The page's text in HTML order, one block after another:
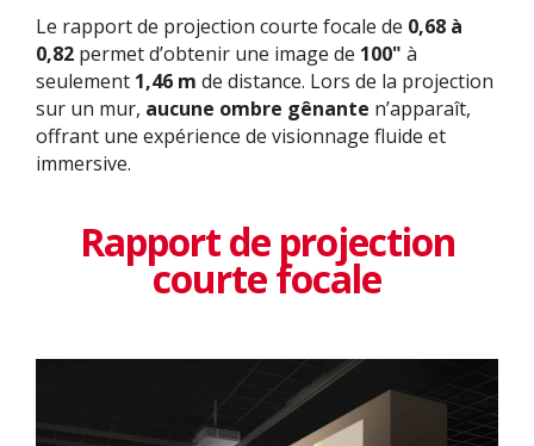
Le rapport de projection courte focale de 0,68 à
0,82 permet d’obtenir une image de 100" à
seulement 1,46 m de distance. Lors de la projection
sur un mur, aucune ombre gênante n’apparaît,
offrant une expérience de visionnage fluide et
immersive.
Rapport de projection
courte focale